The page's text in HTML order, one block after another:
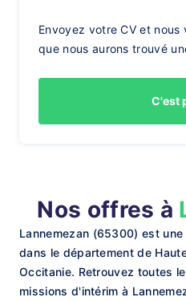
Envoyez votre CV et
que nous aurons trouvé
C'est
Nos offres à
Lannemezan (65300) est
dans le département de
Occitanie. Retrouvez toutes
missions d'intérim à